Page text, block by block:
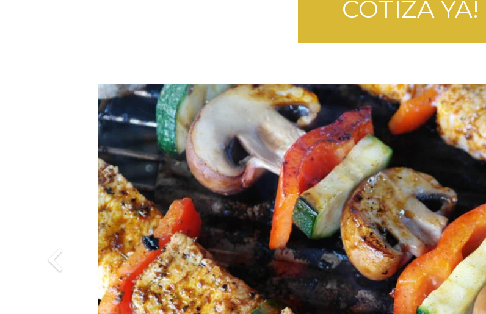
COTIZA YA!